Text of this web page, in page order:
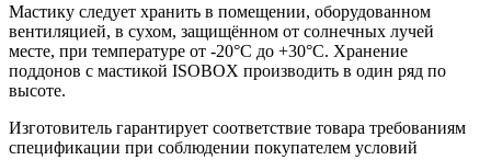
Мастику следует хранить в помещении, оборудованном
вентиляцией, в сухом, защищённом от солнечных лучей
месте, при температуре от -20°С до +30°С. Хранение
поддонов с мастикой ISOBOX производить в один ряд по
высоте.
Изготовитель гарантирует соответствие товара требованиям
спецификации при соблюдении покупателем условий